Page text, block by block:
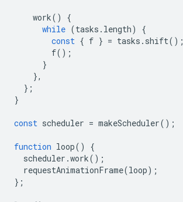
work()
{
while (tasks . length)
{
const { f } = tasks . shift();
f();
}
},
};
}
const scheduler = makeScheduler();
function loop()
{
scheduler .work();
requestAnimationFrame(loop);
};